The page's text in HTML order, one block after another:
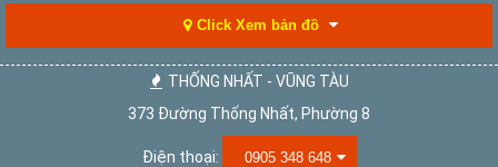
Click Xem bản đồ
THỐNG NHẤT - VŨNG TÀU
373 Đường Thống Nhất, Phường 8
Điện thoại: 0905 348 648